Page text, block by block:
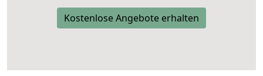
Kostenlose Angebote erhalten